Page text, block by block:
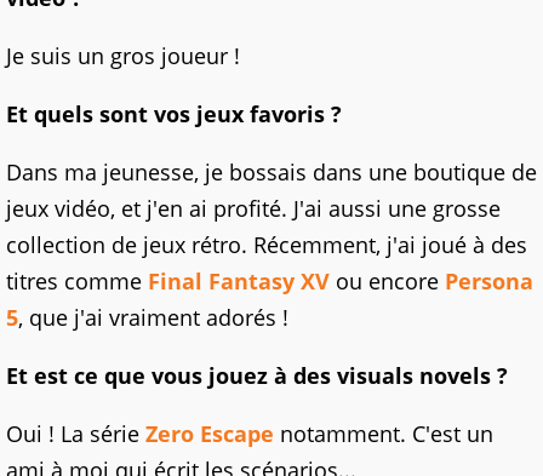
Je suis un gros joueur !
Et quels sont vos jeux favoris ?
Dans ma jeunesse, je bossais dans une boutique de
jeux vidéo, et j'en ai profité. J'ai aussi une grosse
collection de jeux rétro. Récemment, j'ai joué à des
titres comme Final Fantasy XV ou encore Persona
5, que j'ai vraiment adorés !
Et est ce que vous jouez à des visuals novels ?
Oui ! La série Zero Escape notamment. C'est un
ami à moi qui écrit les scénarios...